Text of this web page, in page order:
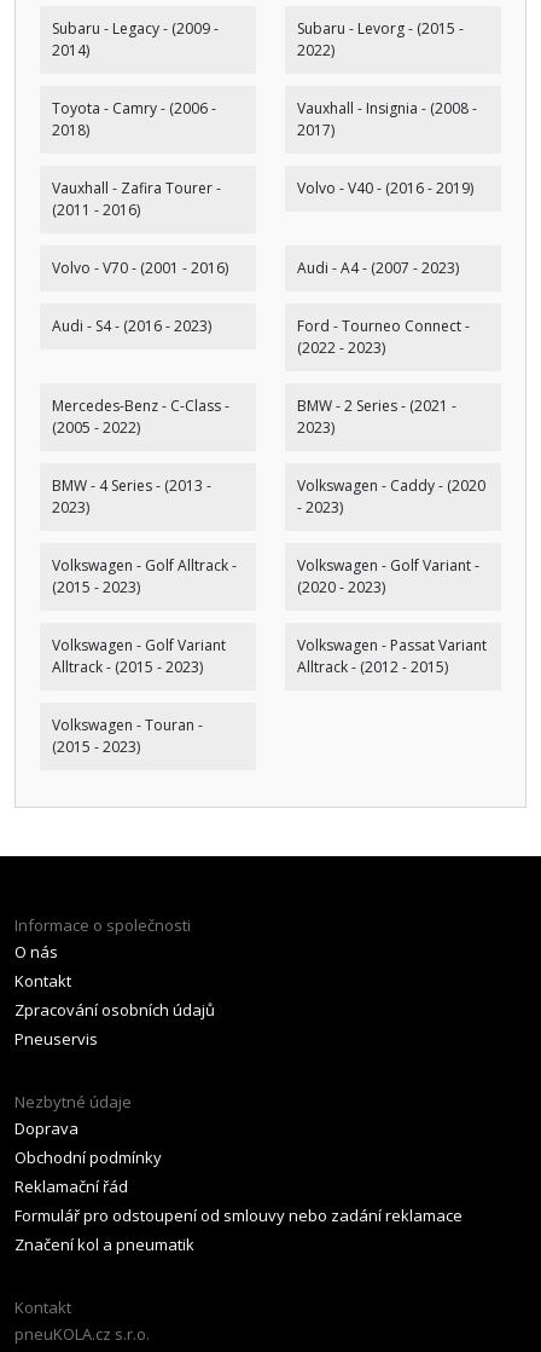
Subaru - Legacy - (2009 -
2014)
Subaru - Levorg - (2015 -
2022)
Toyota - Camry - (2006 -
2018)
Vauxhall - Insignia - (2008 -
2017)
Vauxhall - Zafira Tourer -
(2011 - 2016)
Volvo - V40 - (2016 - 2019)
Volvo - V70 - (2001 - 2016) Audi - A4 - (2007 - 2023)
Audi - S4 - (2016 - 2023)
Ford - Tourneo Connect -
(2022 - 2023)
Mercedes-Benz - C-Class -
(2005 - 2022)
BMW - 2 Series - (2021 -
2023)
BMW - 4 Series - (2013 -
2023)
Volkswagen - Caddy - (2020
- 2023)
Volkswagen - Golf Alltrack -
(2015 - 2023)
Volkswagen - Golf Variant -
(2020 - 2023)
Volkswagen - Golf Variant
Alltrack - (2015 - 2023)
Volkswagen - Passat Variant
Alltrack - (2012 - 2015)
Volkswagen - Touran -
(2015 - 2023)
Informace o společnosti
O nás
Kontakt
Zpracování osobních údajů
Pneuservis
Nezbytné údaje
Doprava
Obchodní podmínky
Reklamační řád
Formulář pro odstoupení od smlouvy nebo zadání reklamace
Značení kol a pneumatik
Kontakt
pneuKOLA.cz s.r.o.